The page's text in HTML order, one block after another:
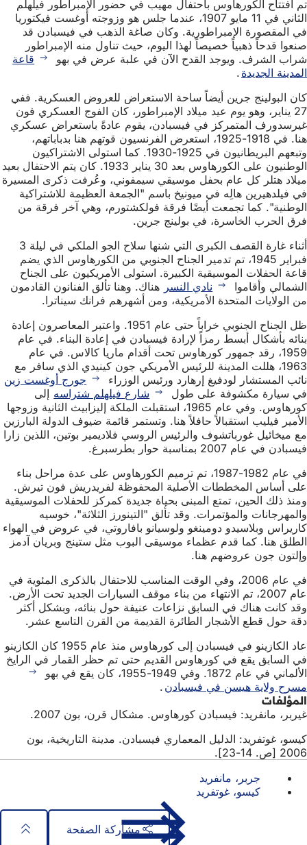
تم افتتاح الكورهاوس باحتفال مهيب في حضور الإمبراطور فيلهلم
الثاني في 11 مايو 1907، عندما جلس هو وزوجته أوغست فيكتوريا
في المقصورة الإمبراطورية. وكان صاغة الذهب في فيسبادن قد
صنعوا قدحاً ذهبياً خصيصاً لهذا اليوم، حيث تناول منه الإمبراطور
شراب الشرف. ويوجد القدح الآن في علبة عرض في بهو
قاعة
المدينة الجديدة .
كان البولينج جرين أيضاً ساحة الاستعراض للعروض العسكرية. ففي
27 يناير، وهو يوم عيد ميلاد الإمبراطور، كان الفوج العسكري فون
غيرسدورف المتمركز في فيسبادن، يقوم عادةً باستعراض عسكري
هنا. في 1918-1925، استعرض الفرنسيون قوتهم هنا بدباباتهم،
وتبعهم البريطانيون في 1925-1930. كما استولى الاشتراكيون
الوطنيون على الكورهاوس بعد 30 يناير 1933. كان يتم الاحتفال بعيد
ميلاد هتلر كل عام بحفل موسيقي سيمفوني، وعُرفت ذكرى المسيرة
في فيلدهيرين هالِه في ميونيخ باسم "الجمعة العظيمة للاشتراكية
الوطنية". كما تجمعت أيضًا فرقة فولكشتورم، وهي آخر فرقة من
فرق الحرب الخاسرة، في بولينج جرين.
أثناء غارة القصف الكبرى التي شنها سلاح الجو الملكي في ليلة 3
فبراير 1945، تم تدمير الجناح الجنوبي من الكورهاوس الذي يضم
قاعة الحفلات الموسيقية الكبيرة. استولى الأمريكيون على الجناح
الشمالي وأقاموا
نادي النسر هناك. وهنا تألق الفنانون القادمون
من الولايات المتحدة الأمريكية، ومن أشهرهم فرانك سيناترا.
ظل الجناح الجنوبي خراباً حتى عام 1951. واعتبر المعاصرون إعادة
بنائه بأشكال أبسط رمزاً لإرادة فيسبادن في إعادة البناء. في عام
1959، رقد جمهور كورهاوس تحت أقدام ماريا كالاس. في عام
1963، هللت المدينة للرئيس الأمريكي جون كينيدي الذي سافر مع
نائب المستشار لودفيغ إرهارد ورئيس الوزراء
جورج أوغست زين
في سيارة مكشوفة على طول
شارع فيلهلم شتراسه إلى
كورهاوس. وفي عام 1965، استقبلت الملكة إليزابيث الثانية وزوجها
الأمير فيليب استقبالاً حافلاً هنا. وتستمر قائمة ضيوف الدولة البارزين
مع ميخائيل غورباتشوف والرئيس الروسي فلاديمير بوتين، اللذين زارا
فيسبادن في عام 2007 بمناسبة حوار بطرسبرغ.
في عام 1982-1987، تم ترميم الكورهاوس على عدة مراحل بناء
على أساس المخططات الأصلية المحفوظة لفريدريش فون تيرش.
ومنذ ذلك الحين، تمتع المبنى بحياة جديدة كمركز للحفلات الموسيقية
والمهرجانات والمؤتمرات. وقد تألق "التينورز الثلاثة"، خوسيه
كاريراس وبلاسيدو دومينغو ولوسيانو بافاروتي، في عروض في الهواء
الطلق هنا. كما قدم عظماء موسيقى البوب مثل ستينج وبريان آدمز
وإلتون جون عروضهم هنا.
في عام 2006، وفي الوقت المناسب للاحتفال بالذكرى المئوية في
عام 2007، تم الانتهاء من بناء موقف السيارات الجديد تحت الأرض.
وقد كانت هناك في السابق نزاعات عنيفة حول بنائه، وبشكل أكثر
دقة حول قطع الأشجار الطائرة القديمة من القرن التاسع عشر.
عاد الكازينو في فيسبادن إلى كورهاوس منذ عام 1955 كان الكازينو
في السابق يقع في كورهاوس القديم حتى تم حظر القمار في الرايخ
الألماني في عام 1872. وفي 1949-1955، كان يقع في بهو
مسرح ولاية هيسن في فيسبادن .
المؤلفات
غيربر، مانفريد: فيسبادن كورهاوس. مشكال قرن، بون 2007.
كيسو، غوتفريد: الدليل المعماري فيسبادن. مدينة التاريخية، بون
2006 [ص. 14-23].
جربر، مانفريد
كيسو، غوتفريد
مشاركة الصفحة